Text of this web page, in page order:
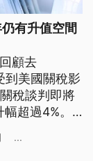
有升值空間
顧去
到美國關稅影
稅談判即將
超過4%。
預期新台幣
...